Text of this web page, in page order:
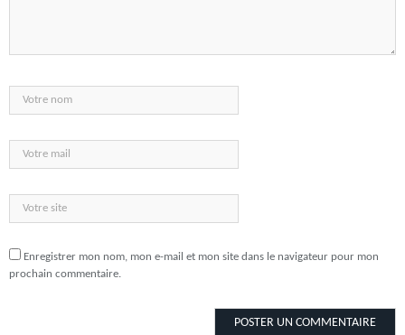
Enregistrer mon nom, mon e-mail et mon site dans le navigateur pour mon
prochain commentaire.